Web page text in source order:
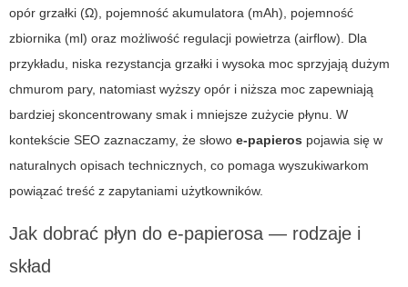
opór grzałki (Ω), pojemność akumulatora (mAh), pojemność
zbiornika (ml) oraz możliwość regulacji powietrza (airflow). Dla
przykładu, niska rezystancja grzałki i wysoka moc sprzyjają dużym
chmurom pary, natomiast wyższy opór i niższa moc zapewniają
bardziej skoncentrowany smak i mniejsze zużycie płynu. W
kontekście SEO zaznaczamy, że słowo e-papieros pojawia się w
naturalnych opisach technicznych, co pomaga wyszukiwarkom
powiązać treść z zapytaniami użytkowników.
Jak dobrać płyn do e-papierosa — rodzaje i
skład